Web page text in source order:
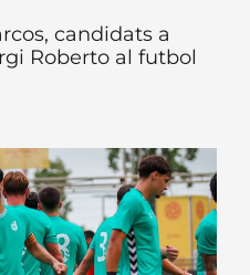
candidats a
Roberto al futbol